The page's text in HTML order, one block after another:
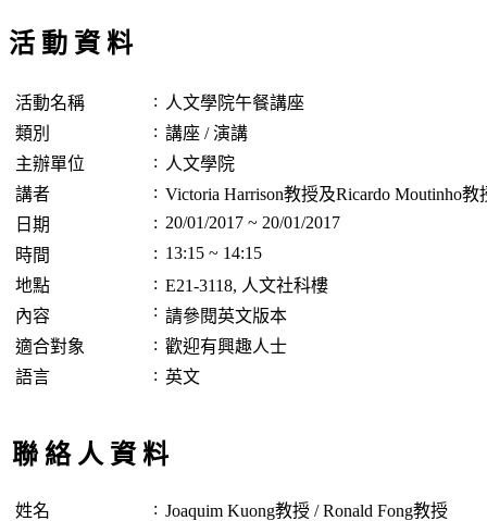
活 動 資 料
活動名稱 : 人文學院午餐講座
類別
: 講座 / 演講
主辦單位
: 人文學院
講者
: Victoria Harrison教授及Ricardo Moutinho教
日期
: 20/01/2017 ~ 20/01/2017
時間
: 13:15 ~ 14:15
地點
: E21-3118, 人文社科樓
內容
: 請參閱英文版本
適合對象
: 歡迎有興趣人士
語言
: 英文
聯 絡 人 資 料
姓名 : Joaquim Kuong教授 / Ronald Fong教授